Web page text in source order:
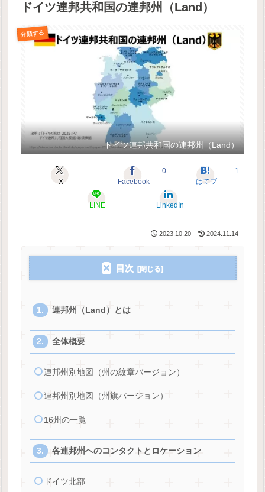
ドイツ連邦共和国の連邦州（Land）
分類する
ドイツ連邦共和国の連邦州（Land）
X Facebook
0
はてブ
1
LINE LinkedIn
2023.10.20 2024.11.14
目次
連邦州（Land）とは
全体概要
連邦州別地図（州の紋章バージョン）
連邦州別地図（州旗バージョン）
16州の一覧
各連邦州へのコンタクトとロケーション
ドイツ北部